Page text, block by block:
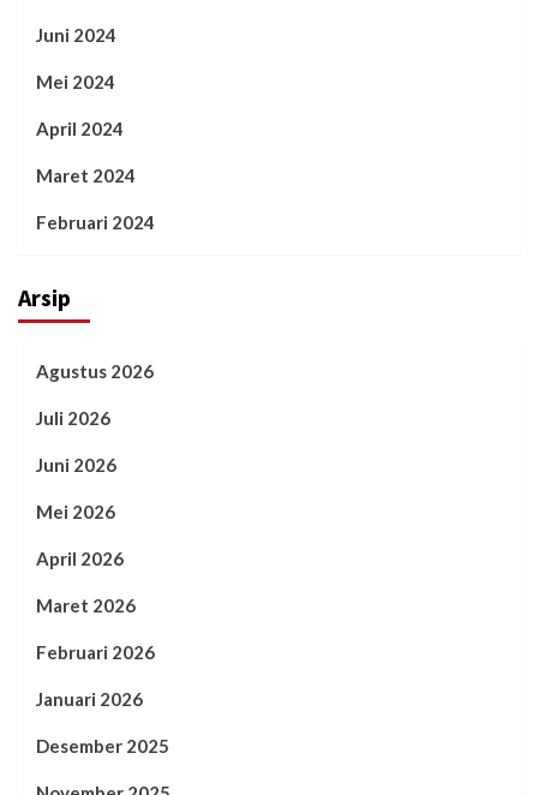
Juni 2024
Mei 2024
April 2024
Maret 2024
Februari 2024
Arsip
Agustus 2026
Juli 2026
Juni 2026
Mei 2026
April 2026
Maret 2026
Februari 2026
Januari 2026
Desember 2025